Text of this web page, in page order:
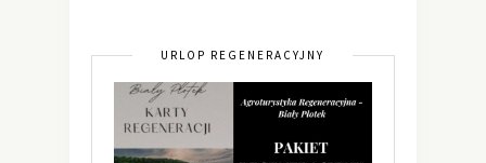
URLOP REGENERACYJNY